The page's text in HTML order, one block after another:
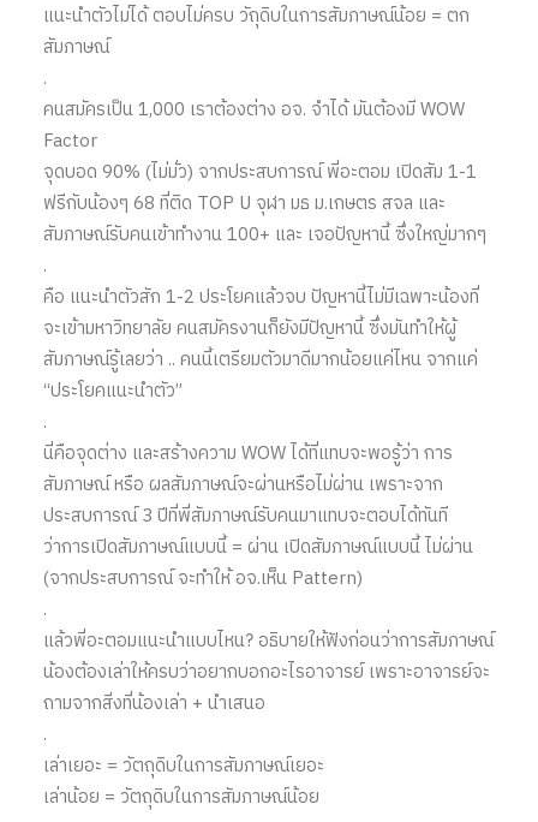
แนะนำตัวไม่ได้ ตอบไม่ครบ วัถุดิบในการสัมภาษณ์น้อย = ตก
สัมภาษณ์
.
คนสมัครเป็น 1,000 เราต้องต่าง อจ. จำได้ มันต้องมี WOW
Factor
จุดบอด 90% (ไม่มั่ว) จากประสบการณ์ พี่อะตอม เปิดสัม 1-1
ฟรีกับน้องๆ 68 ที่ติด TOP U จุฬา มธ ม.เกษตร สจล และ
สัมภาษณ์รับคนเข้าทำงาน 100+ และ เจอปัญหานี้ ซึ่งใหญ่มากๆ
.
คือ แนะนำตัวสัก 1-2 ประโยคแล้วจบ ปัญหานี้ไม่มีเฉพาะน้องที่
จะเข้ามหาวิทยาลัย คนสมัครงานก็ยังมีปัญหานี้ ซึ่งมันทำให้ผู้
สัมภาษณ์รู้เลยว่า .. คนนี้เตรียมตัวมาดีมากน้อยแค่ไหน จากแค่
“ประโยคแนะนำตัว”
.
นี่คือจุดต่าง และสร้างความ WOW ได้ที่แทบจะพอรู้ว่า การ
สัมภาษณ์ หรือ ผลสัมภาษณ์จะผ่านหรือไม่ผ่าน เพราะจาก
ประสบการณ์ 3 ปีที่พี่สัมภาษณ์รับคนมาแทบจะตอบได้ทันที
ว่าการเปิดสัมภาษณ์แบบนี้ = ผ่าน เปิดสัมภาษณ์แบบนี้ ไม่ผ่าน
(จากประสบการณ์ จะทำให้ อจ.เห็น Pattern)
.
แล้วพี่อะตอมแนะนำแบบไหน? อธิบายให้ฟังก่อนว่าการสัมภาษณ์
น้องต้องเล่าให้ครบว่าอยากบอกอะไรอาจารย์ เพราะอาจารย์จะ
ถามจากสิ่งที่น้องเล่า + นำเสนอ
.
เล่าเยอะ = วัตถุดิบในการสัมภาษณ์เยอะ
เล่าน้อย = วัตถุดิบในการสัมภาษณ์น้อย